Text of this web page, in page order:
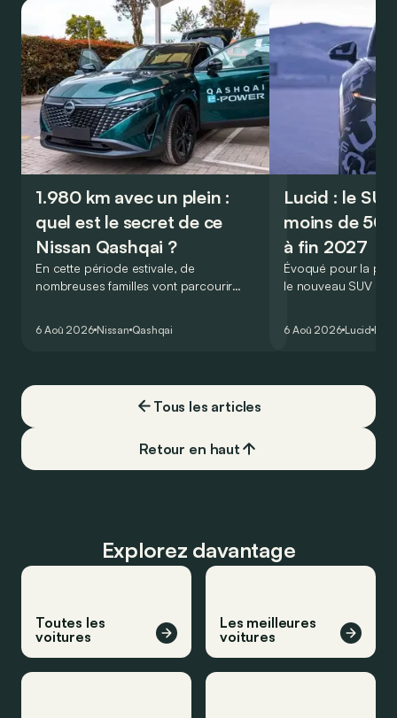
1.980 km avec un plein :
quel est le secret de ce
Nissan Qashqai ?
En cette période estivale, de
nombreuses familles vont parcourir
Qashqai e-Power, il serait possible de
6 Aoû 2026 Nissan Qashqai
Lucid : le
moins de
à fin 2027
Évoqué pour la
le nouveau SUV
l’année 2026.
6 Aoû 2026 Lucid
Tous les articles
Retour en haut
Explorez davantage
Toutes les
voitures
Les meilleures
voitures